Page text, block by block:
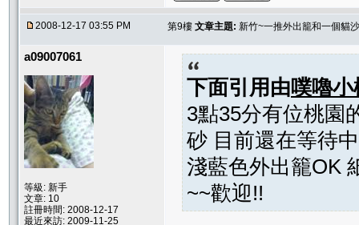
2008-12-17 03:55 PM 第9樓 文章主題: 新竹~一推外出籠和一個貓
a09007061
等級: 新手
文章: 10
註冊時間: 2008-12-17
最近來訪: 2009-11-25
下面引用由噗嚕
3點35分有位桃園
砂 目前還在等待中
淺藍色外出籠OK
~~歡迎!!